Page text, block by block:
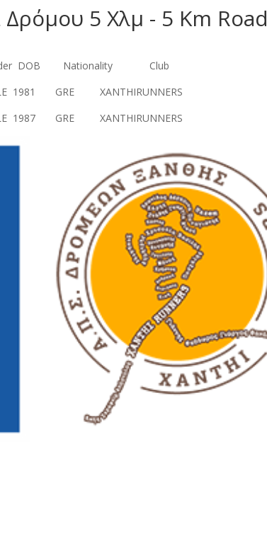
5 Χλμ - 5 Km Road
Club
GRE XANTHIRUNNERS
GRE XANTHIRUNNERS